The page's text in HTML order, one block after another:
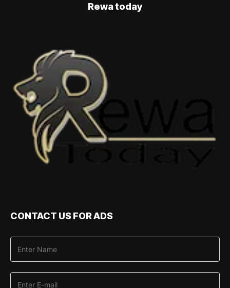
Rewa today
CONTACT US FOR ADS